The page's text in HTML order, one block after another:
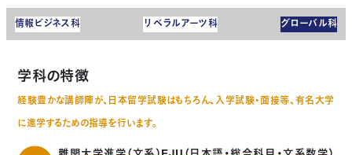
情報ビジネス科 リベラルアーツ科 グローバル科
学科の特徴
経験豊かな講師陣が、日本留学試験はもちろん、入学試験・面接等、有名大学
に進学するための指導を行います。